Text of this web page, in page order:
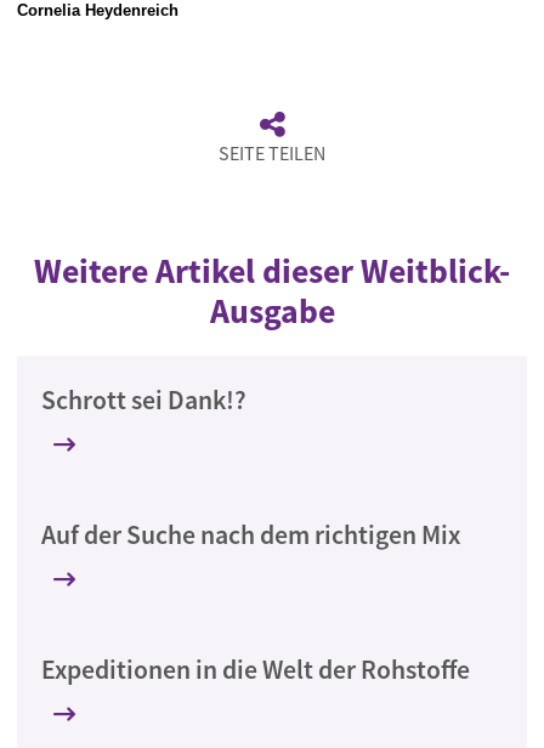
Cornelia Heydenreich
SEITE TEILEN
Weitere Artikel dieser Weitblick-
Ausgabe
Schrott sei Dank!?
Auf der Suche nach dem richtigen Mix
Expeditionen in die Welt der Rohstoffe